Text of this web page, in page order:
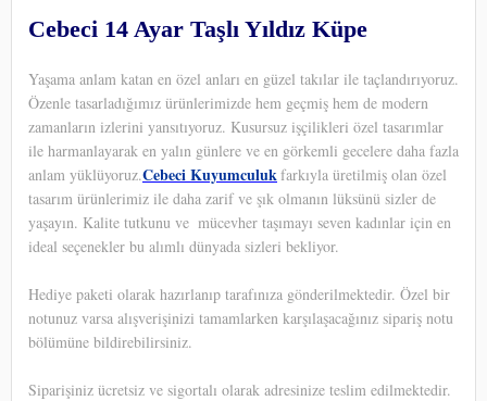
Cebeci 14 Ayar Taşlı Yıldız Küpe
Yaşama anlam katan en özel anları en güzel takılar ile taçlandırıyoruz.
Özenle tasarladığımız ürünlerimizde hem geçmiş hem de modern
zamanların izlerini yansıtıyoruz. Kusursuz işçilikleri özel tasarımlar
ile harmanlayarak en yalın günlere ve en görkemli gecelere daha fazla
anlam yüklüyoruz.Cebeci Kuyumculukfarkıyla üretilmiş olan özel
tasarım ürünlerimiz ile daha zarif ve şık olmanın lüksünü sizler de
yaşayın. Kalite tutkunu ve mücevher taşımayı seven kadınlar için en
ideal seçenekler bu alımlı dünyada sizleri bekliyor.
Hediye paketi olarak hazırlanıp tarafınıza gönderilmektedir. Özel bir
notunuz varsa alışverişinizi tamamlarken karşılaşacağınız sipariş notu
bölümüne bildirebilirsiniz.
Siparişiniz ücretsiz ve sigortalı olarak adresinize teslim edilmektedir.